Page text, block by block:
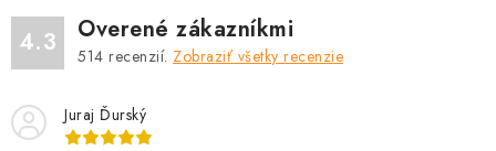
4.3 Overené zákazníkmi
514 recenzií. Zobraziť všetky recenzie
Juraj Ďurský